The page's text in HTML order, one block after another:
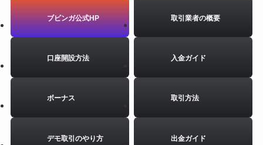
ブビンガ公式HP 取引業者の概要
口座開設方法 入金ガイド
ボーナス 取引方法
デモ取引のやり方 出金ガイド